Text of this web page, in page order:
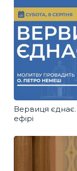
Вервиця
ефірі